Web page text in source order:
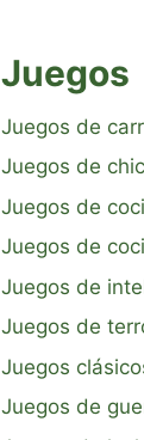
Juegos
Juegos de
Juegos de
Juegos de
Juegos de
Juegos de
Juegos de
Juegos
Juegos de